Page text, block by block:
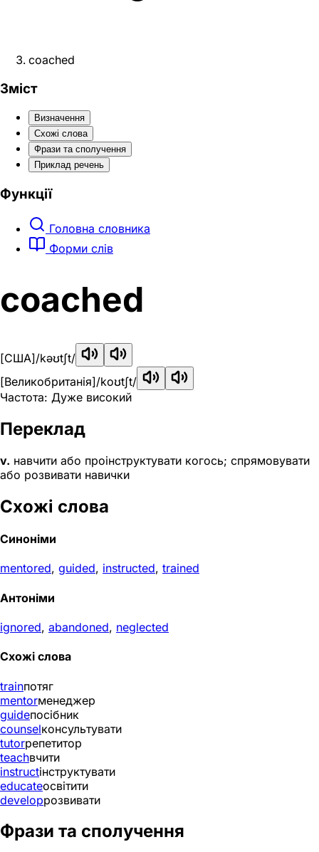
coached
Зміст
Визначення
Схожі слова
Фрази та сполучення
Приклад речень
Функції
Головна словника
Форми слів
coached
[США]/kəʊtʃt/
[Великобританія]/koʊtʃt/
Частота: Дуже високий
Переклад
v. навчити або проінструктувати когось; спрямовувати
або розвивати навички
Схожі слова
Синоніми
mentored, guided, instructed, trained
Антоніми
ignored, abandoned, neglected
Схожі слова
trainпотяг
mentorменеджер
guideпосібник
counselконсультувати
tutorрепетитор
teachвчити
instructінструктувати
educateосвітити
developрозвивати
Фрази та сполучення